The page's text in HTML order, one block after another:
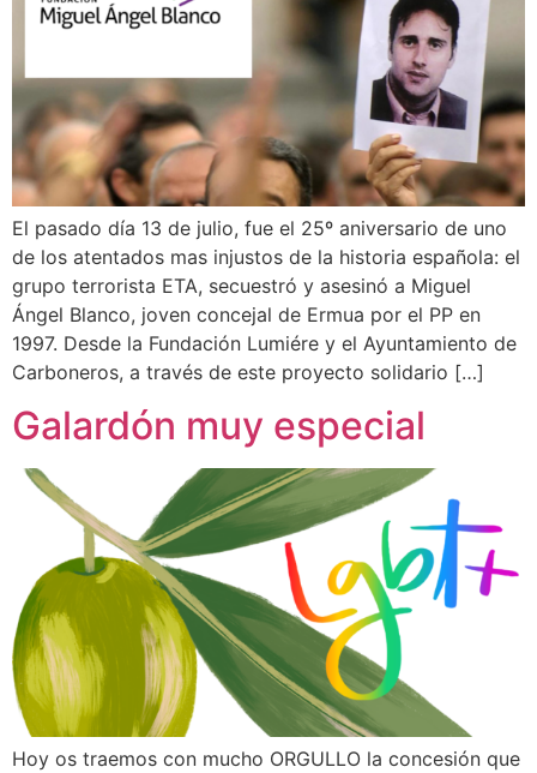
El pasado día 13 de julio, fue el 25º aniversario de uno
de los atentados mas injustos de la historia española: el
grupo terrorista ETA, secuestró y asesinó a Miguel
Ángel Blanco, joven concejal de Ermua por el PP en
1997. Desde la Fundación Lumiére y el Ayuntamiento de
Carboneros, a través de este proyecto solidario […]
Galardón muy especial
Hoy os traemos con mucho ORGULLO la concesión que